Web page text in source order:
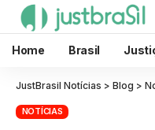
Home Brasil
JustBrasil Notícias > Blog >
NOTÍCIAS